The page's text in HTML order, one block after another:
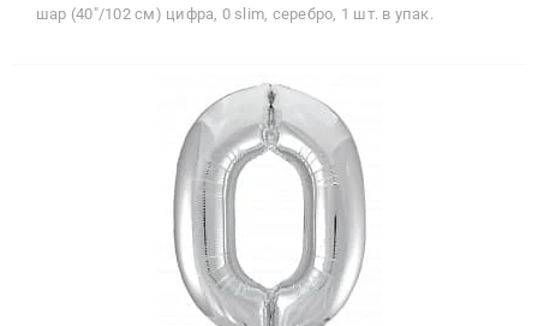
Магазин
Оптовый Магазин
шар (40″/102 см) цифра, 0 slim, серебро, 1 шт. в упак.